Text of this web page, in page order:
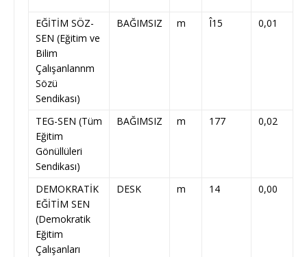
EĞİTİM SÖZ-
SEN (Eğitim ve
Bilim
Çalışanlannm
Sözü
Sendikası)
BAĞIMSIZ m Î15 0,01
TEG-SEN (Tüm
Eğitim
Gönüllüleri
Sendikası)
BAĞIMSIZ m 177 0,02
DEMOKRATİK
EĞİTİM SEN
(Demokratik
Eğitim
Çalışanları
DESK m 14 0,00